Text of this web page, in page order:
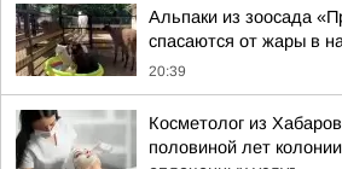
Альпаки из зоосада
спасаются от жары в
20:39
Косметолог из
половиной лет